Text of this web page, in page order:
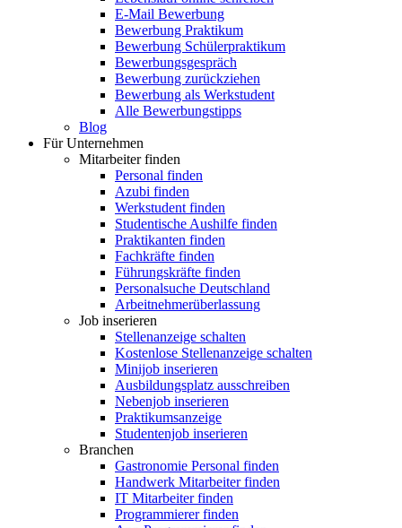
E-Mail Bewerbung
Bewerbung Praktikum
Bewerbung Schülerpraktikum
Bewerbungsgespräch
Bewerbung zurückziehen
Bewerbung als Werkstudent
Alle Bewerbungstipps
Blog
Für Unternehmen
Mitarbeiter finden
Personal finden
Azubi finden
Werkstudent finden
Studentische Aushilfe finden
Praktikanten finden
Fachkräfte finden
Führungskräfte finden
Personalsuche Deutschland
Arbeitnehmerüberlassung
Job inserieren
Stellenanzeige schalten
Kostenlose Stellenanzeige schalten
Minijob inserieren
Ausbildungsplatz ausschreiben
Nebenjob inserieren
Praktikumsanzeige
Studentenjob inserieren
Branchen
Gastronomie Personal finden
Handwerk Mitarbeiter finden
IT Mitarbeiter finden
Programmierer finden